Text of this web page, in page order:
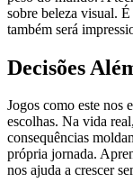
sobre beleza visual.
também será
Decisões
Jogos como este nos
escolhas. Na vida
consequências
própria jornada.
nos ajuda a crescer